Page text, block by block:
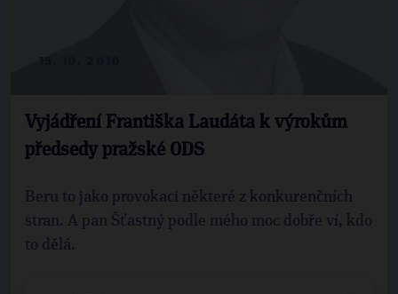
Vyjádření Františka Laudáta k výrokům
předsedy pražské ODS
Beru to jako provokaci některé z konkurenčních
stran. A pan Šťastný podle mého moc dobře ví, kdo
to dělá.